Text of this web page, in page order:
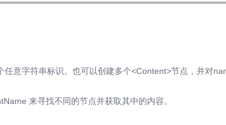
意字符串标识。也可以创建多个<Content>节点，并对
来寻找不同的节点并获取其中的内容。